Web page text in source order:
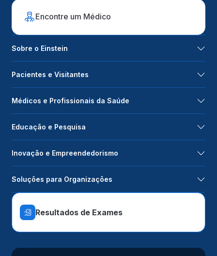
Encontre um Médico
Sobre o Einstein
Pacientes e Visitantes
Médicos e Profissionais da Saúde
Educação e Pesquisa
Inovação e Empreendedorismo
Soluções para Organizações
Resultados de Exames